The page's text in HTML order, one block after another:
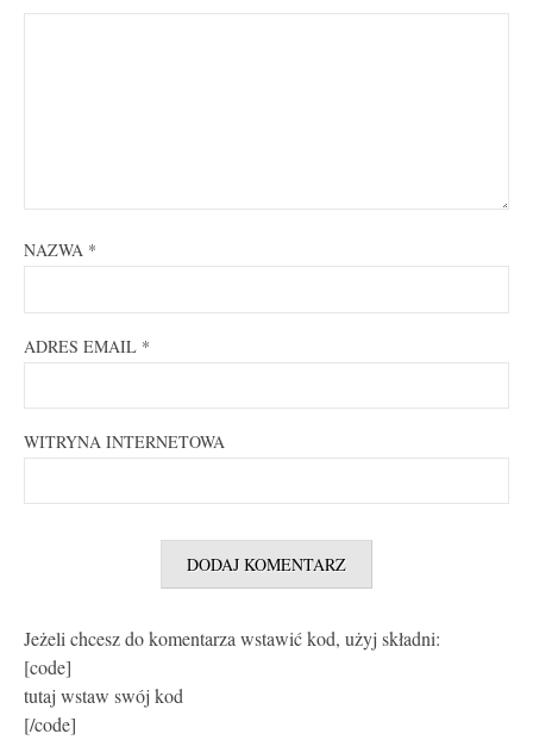
NAZWA *
ADRES EMAIL *
WITRYNA INTERNETOWA
Jeżeli chcesz do komentarza wstawić kod, użyj składni:
[code]
tutaj wstaw swój kod
[/code]